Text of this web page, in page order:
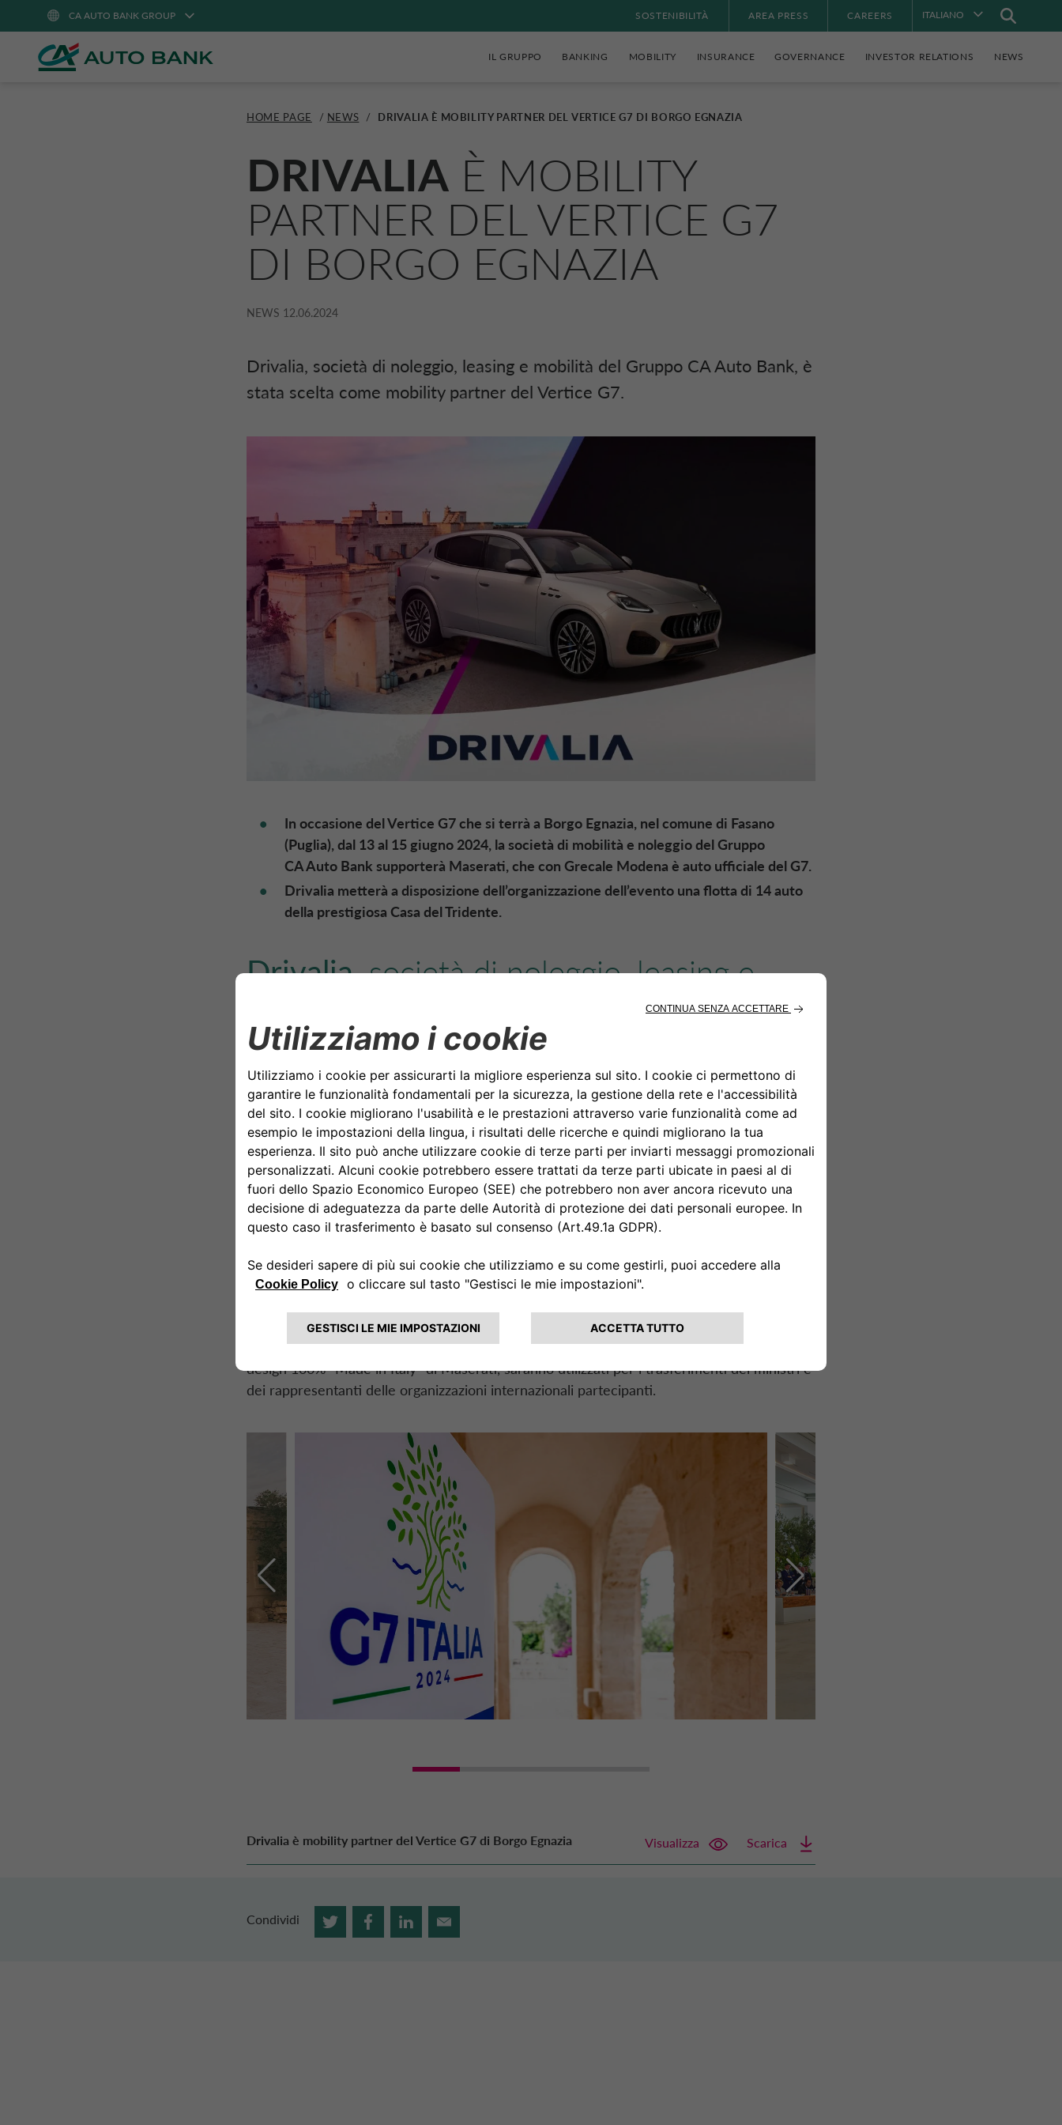
CA AUTO BANK GROUP SOSTENIBILITÀ AREA PRESS CAREERS ITALIANO
IL GRUPPO BANKING MOBILITY INSURANCE GOVERNANCE INVESTOR RELATIONS NEWS
HOME PAGE / NEWS / DRIVALIA È MOBILITY PARTNER DEL VERTICE G7 DI BORGO EGNAZIA
DRIVALIA È MOBILITY
PARTNER DEL VERTICE G7
DI BORGO EGNAZIA
NEWS 12.06.2024
Drivalia, società di noleggio, leasing e mobilità del Gruppo CA Auto Bank, è
stata scelta come mobility partner del Vertice G7.
In occasione del Vertice G7 che si terrà a Borgo Egnazia, nel comune di Fasano
(Puglia), dal 13 al 15 giugno 2024, la società di mobilità e noleggio del Gruppo
CA Auto Bank supporterà Maserati, che con Grecale Modena è auto ufficiale del G7.
Drivalia metterà a disposizione dell’organizzazione dell’evento una flotta di 14 auto
della prestigiosa Casa del Tridente.
Drivalia, società di noleggio, leasing e
CA Auto Bank, è
stata scelta comemobility partner del
Vertice G7, che si terrà aBorgo Egnazia,
nel comune di Fasano in Puglia, dal 13 al
15 giugno 2024.
L’evento vedrà la partecipazione dei Capi di Stato e di Governo dei sette Stati membri,
oltre al Presidente del Consiglio Europeo, alla Presidente della Commissione Europea in
internazionali.
auto ufficiale del G7, mettendo a disposizione dell’organizzazione dell’evento una
14 auto della Casa del Tridente. I veicoli, che ben rappresentano l’eleganza, lo stile e il
design 100% “Made in Italy” di Maserati, saranno utilizzati per i trasferimenti dei ministri e
dei rappresentanti delle organizzazioni internazionali partecipanti.
Drivalia è mobility partner del Vertice G7 di Borgo Egnazia Visualizza Scarica
Condividi